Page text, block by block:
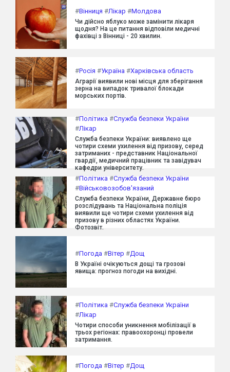
#Вінниця #Лікар #Молдова
Чи дійсно яблуко може замінити лікаря
щодня? На це питання відповіли медичні
фахівці з Вінниці - 20 хвилин.
#Росія #Україна #Харківська область
Аграрії виявили нові місця для зберігання
зерна на випадок тривалої блокади
морських портів.
#Політика #Служба безпеки України
#Лікар
Служба безпеки України: виявлено ще
чотири схеми ухилення від призову, серед
затриманих - представник Національної
гвардії, медичний працівник та завідувач
кафедри університету.
#Політика #Служба безпеки України
#Військовозобов'язаний
Служба безпеки України, Державне бюро
розслідувань та Національна поліція
виявили ще чотири схеми ухилення від
призову в різних областях України.
Фотозвіт.
#Погода #Вітер #Дощ
В Україні очікуються дощі та грозові
явища: прогноз погоди на вихідні.
#Політика #Служба безпеки України
#Лікар
Чотири способи уникнення мобілізації в
трьох регіонах: правоохоронці провели
затримання.
#Погода #Вітер #Дощ